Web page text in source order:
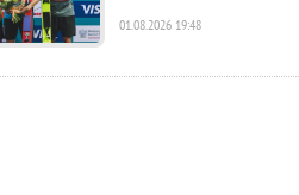
01.08.2026 19:48